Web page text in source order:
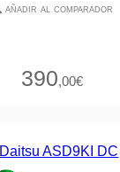
añadir al comparador
390,00€